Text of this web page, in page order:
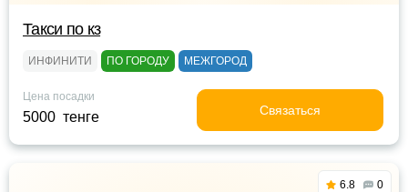
Такси по кз
ИНФИНИТИ ПО ГОРОДУ МЕЖГОРОД
Цена посадки
5000 тенге Связаться
6.8 0